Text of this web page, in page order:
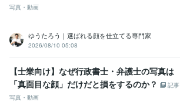
写真・動画
ゆうたろう｜選ばれる顔を仕立てる専門家
2026/08/10 05:08
【士業向け】なぜ行政書士・弁護士の写真は
「真面目な顔」だけだと損をするのか？
記事
写真・動画